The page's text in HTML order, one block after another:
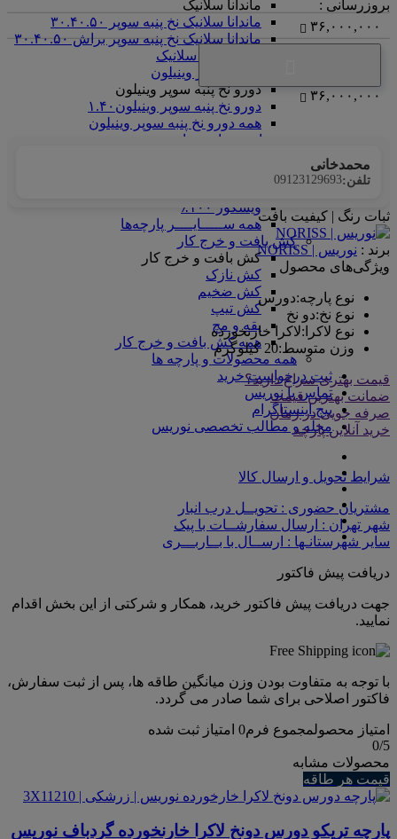
ماندانا سلانیک
ماندانا سلانیک نخ پنبه سوپر ۳۰.۴۰.۵۰
ماندانا سلانیک نخ پنبه سوپر براش ۳۰.۴۰.۵۰
همه ماندانا سلانیک
دورو نخ پنبه سوپر وینیلون
دورو نخ پنبه سوپر وینیلون
دورو نخ پنبه سوپر وینیلون۱.۴۰
همه دورو نخ پنبه سوپر وینیلون
ســـــایــــر پارچه‌ها
ویسکوز ۱۰۰٪
همه ســـــایــــر پارچه‌ها
کش بافت و خرج کار
کش بافت و خرج کار
کش نازک
کش ضخیم
کش تیپ
یقه و مچ
همه کش بافت و خرج کار
همه محصولات و پارچه ها
ثبت درخواست خرید
تماس با نوریس
پیج اینستاگرام
مجله و مطالب تخصصی نوریس
بروزرسانی :
۳۶,۰۰۰,۰۰۰
۳۶,۰۰۰,۰۰۰
محمدخانی
تلفن:09123129693
ثبات رنگ | کیفیت بافت
برند : نوریس | NORISS
ویژگی‌های محصول
نوع پارچه:دورس
نوع نخ:دو نخ
نوع لاکرا :لاکرا خارنخورده
وزن متوسط:20 کیلوگرم
قیمت بهتری سراغ دارید؟
ضمانت بهترین قیمت
صرفه جویی در زمان
خرید آنلاین پارچه
شرایط تحویل و ارسال کالا
مشتریان حضوری : تحویــل درب انبار
شهر تهران : ارسال سفارشــات با پیک
سایر شهرستانـها : ارســال با بــاربـــری
دریافت پیش فاکتور
جهت دریافت پیش فاکتور خرید، همکار و شرکتی از این بخش اقدام
نمایید.
با توجه به متفاوت بودن وزن میانگین طاقه ها، پس از ثبت سفارش،
فاکتور اصلاحی برای شما صادر می گردد.
امتیاز محصولمجموع فرم0 امتیاز ثبت شده
0/5
محصولات مشابه
قیمت هر طاقه
پارچه تریکو دورس دونخ لاکرا خارنخورده گردباف نوریس